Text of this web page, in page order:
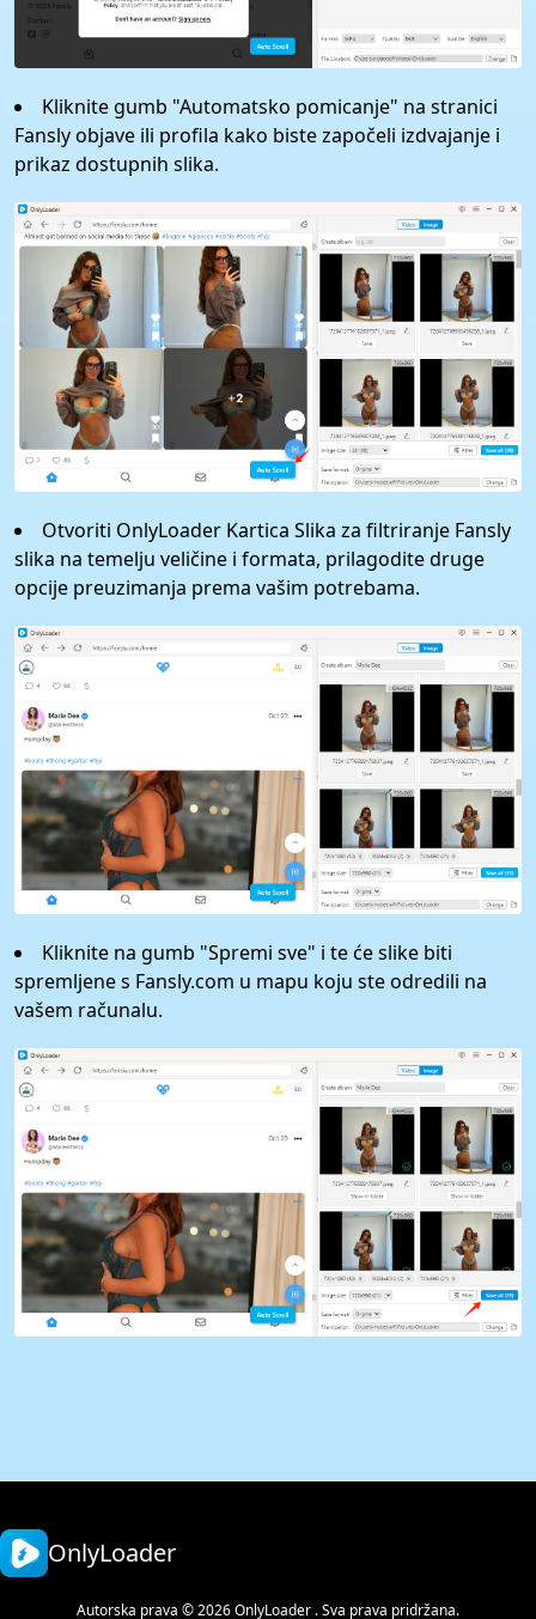
Kliknite gumb "Automatsko pomicanje" na stranici
Fansly objave ili profila kako biste započeli izdvajanje i
prikaz dostupnih slika.
Otvoriti OnlyLoader Kartica Slika za filtriranje Fansly
slika na temelju veličine i formata, prilagodite druge
opcije preuzimanja prema vašim potrebama.
Kliknite na gumb "Spremi sve" i te će slike biti
spremljene s Fansly.com u mapu koju ste odredili na
vašem računalu.
OnlyLoader
Autorska prava © 2026 OnlyLoader . Sva prava pridržana.